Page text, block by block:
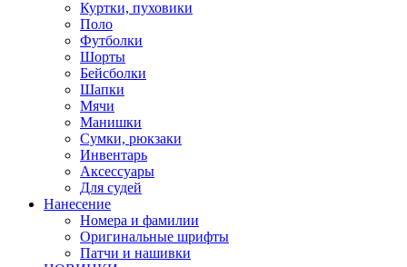
Куртки, пуховики
Поло
Футболки
Шорты
Бейсболки
Шапки
Мячи
Манишки
Сумки, рюкзаки
Инвентарь
Аксессуары
Для судей
Нанесение
Номера и фамилии
Оригинальные шрифты
Патчи и нашивки